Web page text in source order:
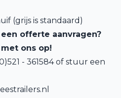
(grijs is standaard)
offerte aanvragen?
ons op!
- 361584 of stuur een